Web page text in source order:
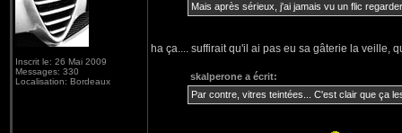
Inscrit le: 26 Mai 2009
Messages: 330
Localisation: Bordeaux
Mais après sérieux, j'ai jamais vu un flic
ha ça.... suffirait qu'il ai pas eu sa gâterie la veille,
skalperone a écrit:
Par contre, vitres teintées... C'est clair que ça